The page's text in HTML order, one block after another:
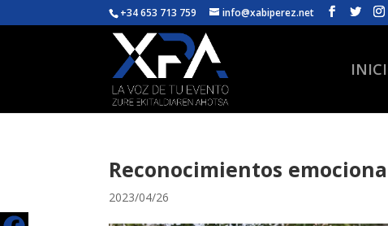
+34 653 713 759 info@xabiperez.net
Reconocimientos
2023/04/26